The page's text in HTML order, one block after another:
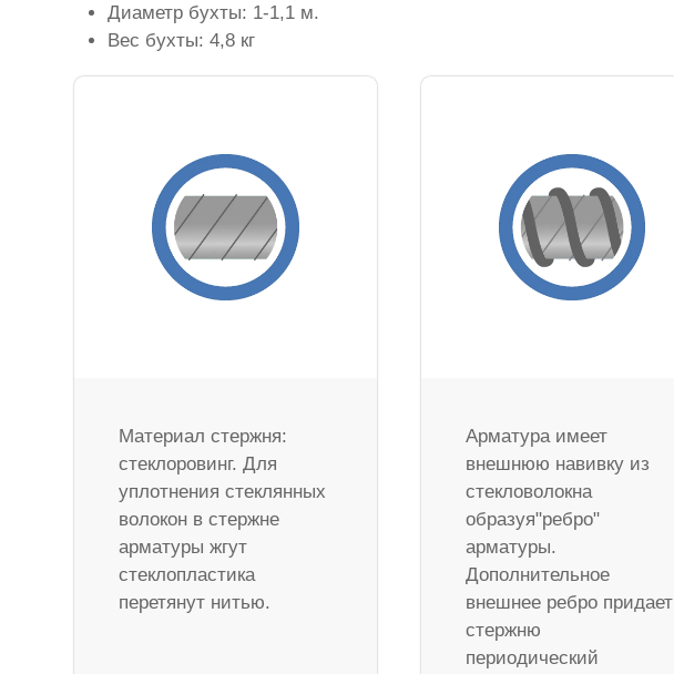
Диаметр бухты: 1-1,1 м.
Вес бухты: 4,8 кг
Материал стержня:
стеклоровинг. Для
уплотнения стеклянных
волокон в стержне
арматуры жгут
стеклопластика
перетянут нитью.
Арматура имеет
внешнюю навивку из
стекловолокна
образуя"ребро"
арматуры.
Дополнительное
внешнее ребро придает
стержню
периодический